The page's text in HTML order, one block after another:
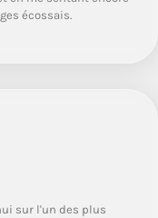
écossais.
sur l'un des plus